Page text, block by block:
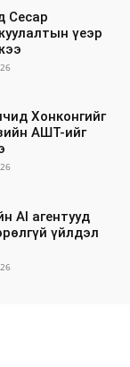
Сесар
үеэр
Хонконгийг
АШТ-ийг
AI агентууд
үйлдэл